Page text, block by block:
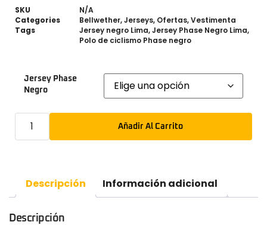
SKU
N/A
Categories
Bellwether,Jerseys, Ofertas,Vestimenta
Tags
Jersey negro Lima,Jersey Phase Negro Lima,
Polo de ciclismo Phase negro
Jersey Phase
Negro
Añadir Al Carrito
Descripción Información adicional
Descripción